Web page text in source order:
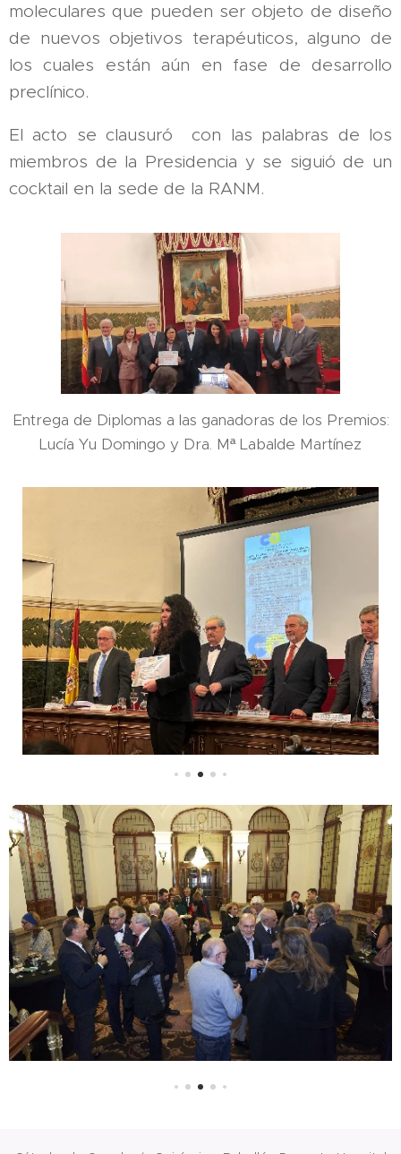
moleculares que pueden ser objeto de diseño
de nuevos objetivos terapéuticos, alguno de
los cuales están aún en fase de desarrollo
preclínico.
El acto se clausuró con las palabras de los
miembros de la Presidencia y se siguió de un
cocktail en la sede de la RANM.
Entrega de Diplomas a las ganadoras de los Premios:
Lucía Yu Domingo y Dra. Mª Labalde Martínez